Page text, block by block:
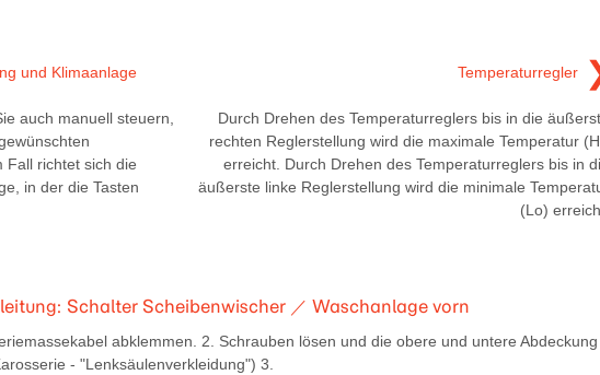
und Klimaanlage
auch manuell steuern,
Fall richtet sich die
in der die Tasten
Temperaturregler
Durch Drehen des Temperaturreglers bis in die
rechten Reglerstellung wird die maximale Temperatur
erreicht. Durch Drehen des Temperaturreglers bis in
äußerste linke Reglerstellung wird die minimale
(Lo)
Schalter Scheibenwischer ／ Waschanlage vorn
abklemmen. 2. Schrauben lösen und die obere und untere Abdeckung
- "Lenksäulenverkleidung") 3.